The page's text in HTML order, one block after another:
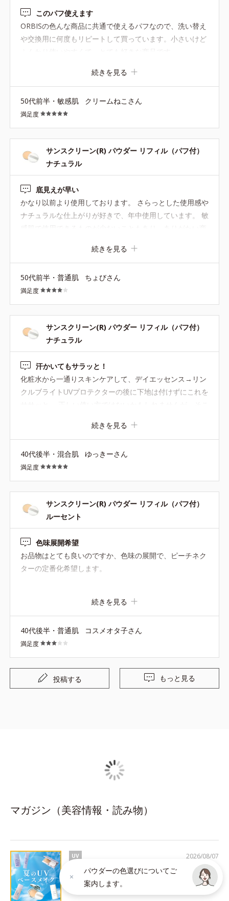
このパフ使えます
ORBISの色んな商品に共通で使えるパフなので、洗い替え
や交換用に何度もリピートして買っています。小さいけど
続きを見る
50代前半・敏感肌 クリームねこさん
満足度
サンスクリーン(R) パウダー リフィル（パフ付）
ナチュラル
底見えが早い
かなり以前より使用しております。 さらっとした使用感や
ナチュラルな仕上がりが好きで、年中使用しています。 敏
に感じ、すぐに底見えしてしまいます。 底見えしてからは
縁をくるくるしながら使うのですがそれが軽くストレス。
続きを見る
50代前半・普通肌 ちょびさん
満足度
サンスクリーン(R) パウダー リフィル（パフ付）
ナチュラル
汗かいてもサラッと！
化粧水から一通りスキンケアして、デイエッセンス→リン
クルブライトUVプロテクターの後に下地は付けずにこれを
す。 汗かいてもサラサラ。 汗を抑えてるのかなと思うく
らいでびっくりです。
続きを見る
40代後半・混合肌 ゆっきーさん
満足度
サンスクリーン(R) パウダー リフィル（パフ付）
ルーセント
色味展開希望
お品物はとても良いのですか、色味の展開で、ピーチネク
ターの定番化希望します。
続きを見る
40代後半・普通肌 コスメオタ子さん
満足度
投稿する もっと見る
マガジン（美容情報・読み物）
UV
今年こそ、焼かない・崩さない！UVベースメ
イク５選
2026/08/07
パウダーの色選びについてご
案内します。